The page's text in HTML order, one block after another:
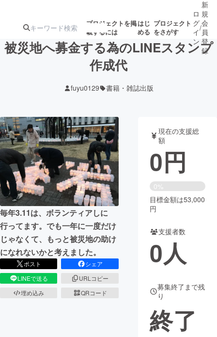
プロジェクトを掲
載するには
はじ
める
プロジェクト
をさがす
注目の新着プロ
ジェクト
募集終了が近いプ
ロジェクト
アート・写真 音楽
テクノロジー・ガジェット ゲーム・サ
映像・映画 書籍・雑誌
ビジネス・起業
まちづくり・地域活性化
CAMPFIRE for Social Good
CAMPFIRE Creation
CAMPFIREふるさと納税
ロ
グ
イ
ン
/
新
規
会
員
登
録
被災地へ募金する為のLINEスタンプ
作成代
fuyu0129 書籍・雑誌出版
毎年3.11は、ボランティアしに
行ってます。でも一年に一度だけ
じゃなくて、もっと被災地の助け
になれないかと考えました。
ポスト
シェア
LINEで送る
URLコピー
埋め込み
QRコード
現在の支援総
額
0円
0%
目標金額は53,000
円
支援者数
0人
募集終了まで残
り
終了